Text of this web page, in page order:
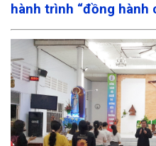
hành trình “đồng hành